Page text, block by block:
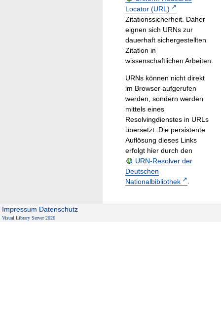
Locator (URL)
Zitationssicherheit. Daher
eignen sich URNs zur
dauerhaft sichergestellten
Zitation in
wissenschaftlichen Arbeiten.
URNs können nicht direkt
im Browser aufgerufen
werden, sondern werden
mittels eines
Resolvingdienstes in URLs
übersetzt. Die persistente
Auflösung dieses Links
erfolgt hier durch den
URN-Resolver der
Deutschen
Nationalbibliothek
.
Impressum Datenschutz
Visual Library Server 2026